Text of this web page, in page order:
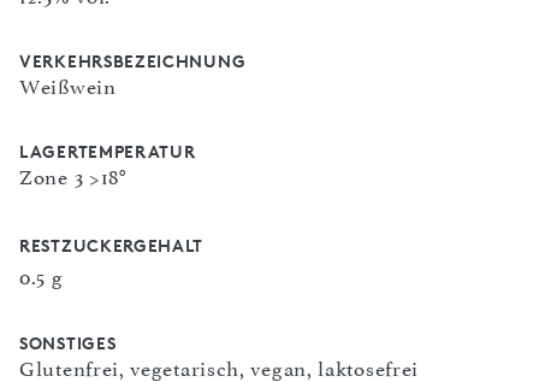
VERKEHRSBEZEICHNUNG
Weißwein
LAGERTEMPERATUR
Zone 3 >18°
RESTZUCKERGEHALT
0.5 g
SONSTIGES
Glutenfrei, vegetarisch, vegan, laktosefrei